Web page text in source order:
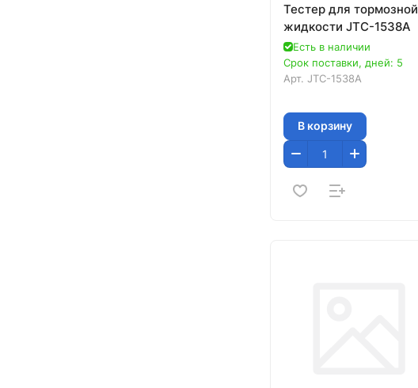
Тестер для тормозной
жидкости JTC-1538A
Есть в наличии
Срок поставки, дней: 5
Арт. JTC-1538A
В корзину